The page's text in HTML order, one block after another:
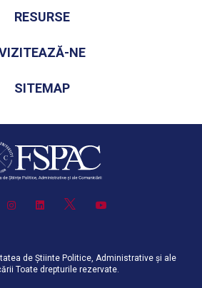
RESURSE
NE
SITEMAP
de Știinte Politice, Administrative și ale
Toate drepturile rezervate.